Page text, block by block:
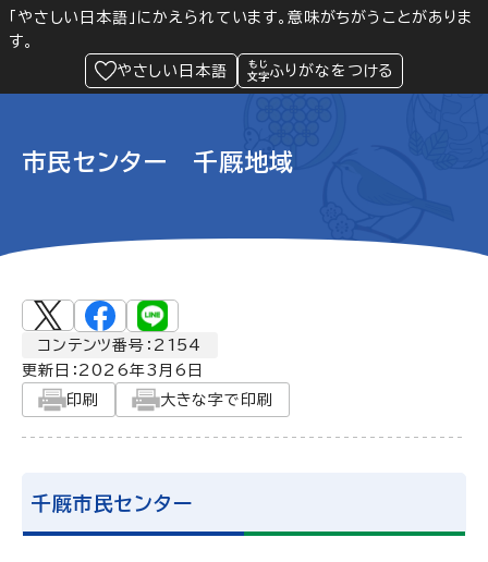
「やさしい日本語」にかえられています。意味がちがうことがありま
す。
やさしい日本語
ふりがなをつける
Language 閲覧支援
緊急情報
市民センター 千厩地域
コンテンツ番号：2154
更新日： 2026年3月6日
印刷
大きな字で印刷
千厩市民センター